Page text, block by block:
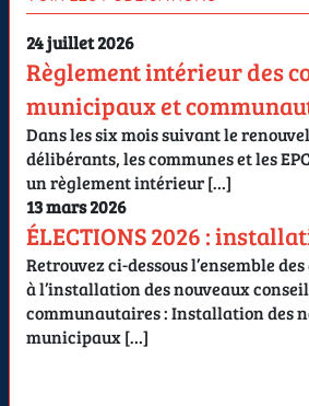
24 juillet 2026
Règlement intérieur des
municipaux et
Dans les six mois suivant le
délibérants, les communes et les
un règlement intérieur […]
13 mars 2026
ÉLECTIONS 2026 :
Retrouvez ci-dessous l’ensemble
à l’installation des nouveaux
communautaires : Installation des
municipaux […]